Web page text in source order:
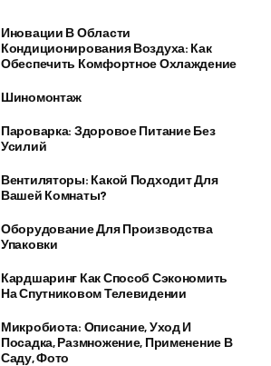
Иновации В Области
Кондиционирования Воздуха: Как
Обеспечить Комфортное Охлаждение
Шиномонтаж
Пароварка: Здоровое Питание Без
Усилий
Вентиляторы: Какой Подходит Для
Вашей Комнаты?
Оборудование Для Производства
Упаковки
Кардшаринг Как Способ Сэкономить
На Спутниковом Телевидении
Микробиота: Описание, Уход И
Посадка, Размножение, Применение В
Саду, Фото